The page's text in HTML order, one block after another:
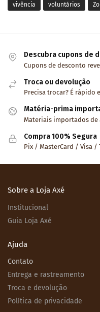
vivência voluntários
Descubra cupons de
Cupons de desconto
Troca ou devolução
Precisa trocar? É rápido
Matéria-prima
Materiais importados
Compra 100% Segura
Pix / MasterCard / Visa /
Sobre a Loja Axé
Institucional
Guia Loja Axé
Ajuda
Contato
Entrega e rastreamento
Troca e devolução
Política de privacidade